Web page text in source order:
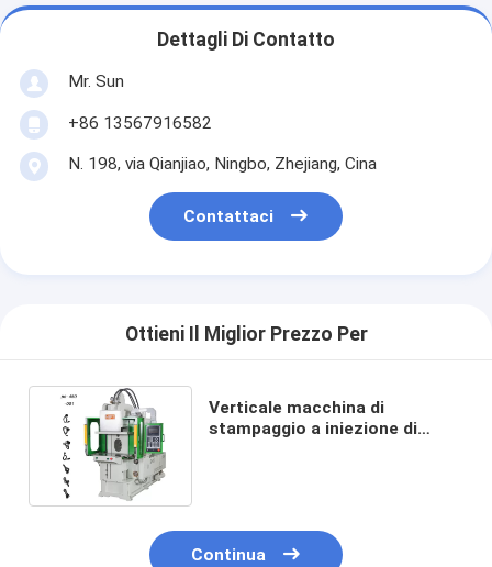
Dettagli Di Contatto
Mr. Sun
+86 13567916582
N. 198, via Qianjiao, Ningbo, Zhejiang, Cina
Contattaci
Ottieni Il Miglior Prezzo Per
Verticale macchina di
stampaggio a iniezione di
Continua